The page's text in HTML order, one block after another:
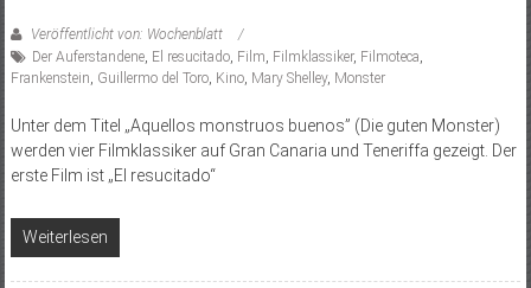
Veröffentlicht von: Wochenblatt
Der Auferstandene, El resucitado, Film, Filmklassiker, Filmoteca,
Frankenstein, Guillermo del Toro, Kino, Mary Shelley, Monster
Unter dem Titel „Aquellos monstruos buenos” (Die guten Monster)
werden vier Filmklassiker auf Gran Canaria und Teneriffa gezeigt. Der
erste Film ist „El resucitado“
Weiterlesen